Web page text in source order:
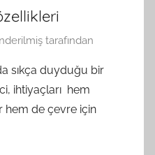
tarafından
sıkça duyduğu bir
ihtiyaçları hem
hem de çevre için